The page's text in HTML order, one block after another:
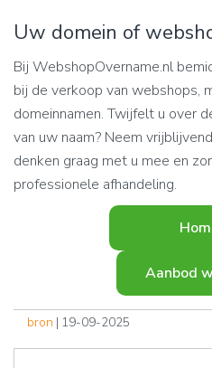
Uw domein of
Bij WebshopOvername.nl
bij de verkoop van webshops,
domeinnamen. Twijfelt u over
van uw naam? Neem
denken graag met u mee en
professionele afhandeling.
Aanbod
bron | 19-09-2025